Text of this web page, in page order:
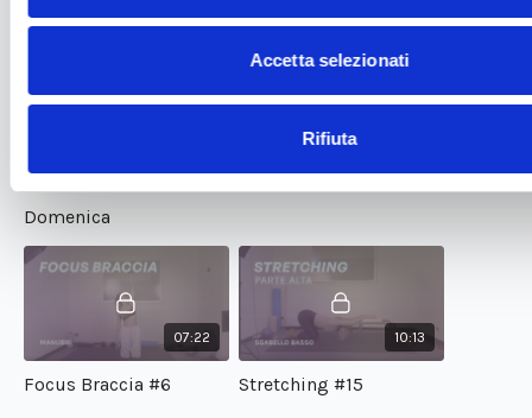
Accetta selezionati
Rifiuta
Focus Glutei #2 Gambe Leggere #2
Rest Day
Domenica
07:22
Focus Braccia #6
10:13
Stretching #15